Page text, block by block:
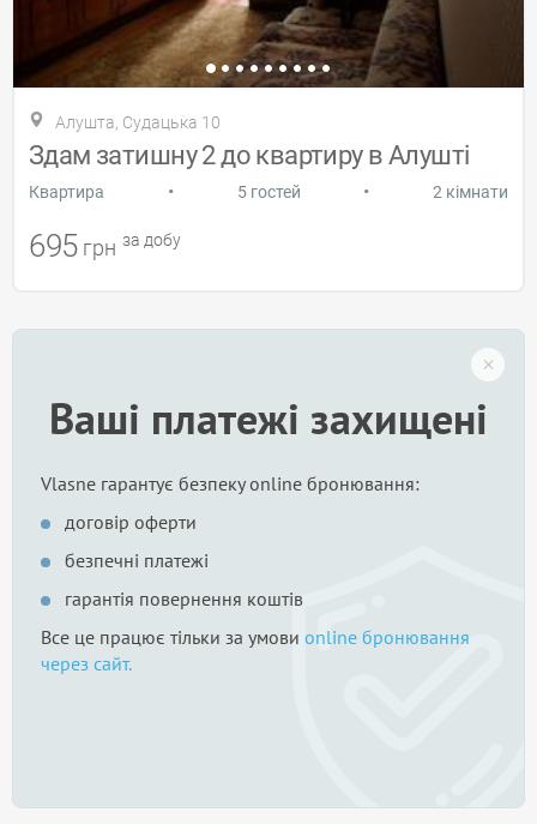
Алушта, Судацька 10
Здам затишну 2 до квартиру в Алушті
Квартира • 5 гостей • 2 кімнати
695 грн за добу
Ваші платежі захищені
Vlasne гарантує безпеку online бронювання:
договір оферти
безпечні платежі
гарантія повернення коштів
Все це працює тільки за умови online бронювання
через сайт.